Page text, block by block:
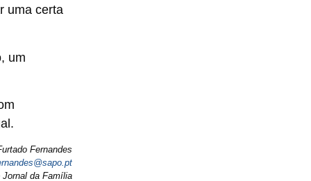
uma certa
um
Fernandes
Jornal da Família